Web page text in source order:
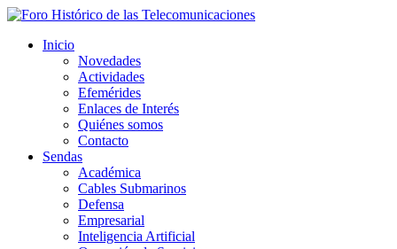
Inicio
Novedades
Actividades
Efemérides
Enlaces de Interés
Quiénes somos
Contacto
Sendas
Académica
Cables Submarinos
Defensa
Empresarial
Inteligencia Artificial